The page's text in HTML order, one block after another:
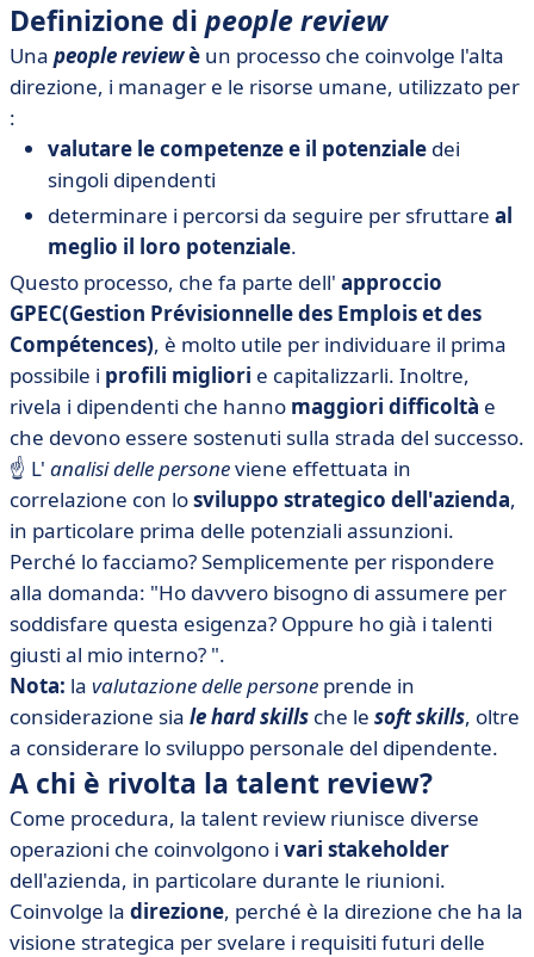
Definizione di people review
Una people reviewè un processo che coinvolge l'alta
direzione, i manager e le risorse umane, utilizzato per
:
valutare le competenze e il potenziale dei
singoli dipendenti
determinare i percorsi da seguire per sfruttare al
meglio il loro potenziale.
Questo processo, che fa parte dell' approccio
GPEC(Gestion Prévisionnelle des Emplois et des
Compétences), è molto utile per individuare il prima
possibile i profili migliori e capitalizzarli. Inoltre,
rivela i dipendenti che hanno maggiori difficoltà e
che devono essere sostenuti sulla strada del successo.
☝️ L' analisi delle personeviene effettuata in
correlazione con losviluppo strategico dell'azienda,
in particolare prima delle potenziali assunzioni.
Perché lo facciamo? Semplicemente per rispondere
alla domanda: "Ho davvero bisogno di assumere per
soddisfare questa esigenza? Oppure ho già i talenti
giusti al mio interno? ".
Nota: la valutazione delle persone prende in
considerazione sia le hard skills che le soft skills, oltre
a considerare lo sviluppo personale del dipendente.
A chi è rivolta la talent review?
Come procedura, la talent review riunisce diverse
operazioni che coinvolgono i vari stakeholder
dell'azienda, in particolare durante le riunioni.
Coinvolge la direzione, perché è la direzione che ha la
visione strategica per svelare i requisiti futuri delle